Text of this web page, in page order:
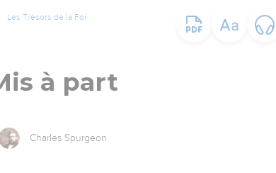
Les Trésors de la Foi
à part
Charles Spurgeon